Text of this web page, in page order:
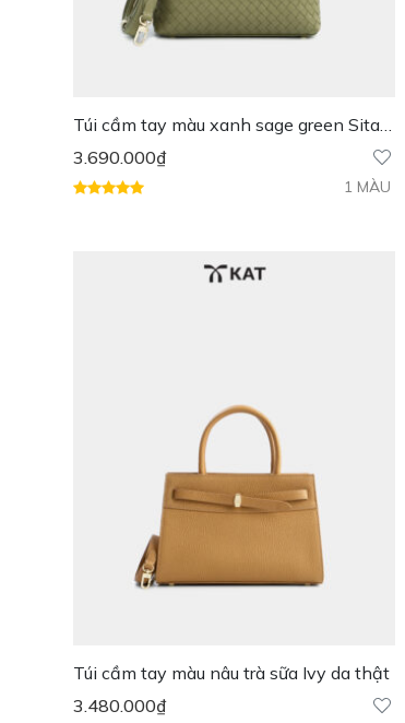
Túi cầm tay màu xanh sage green Sita
3.690.000₫
1 MÀU
Túi cầm tay màu nâu trà sữa Ivy da thật
3.480.000₫